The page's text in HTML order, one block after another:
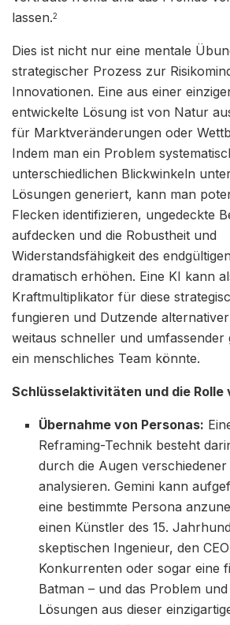
lassen.2
Dies ist nicht nur eine mentale
strategischer Prozess zur
Innovationen. Eine aus einer
entwickelte Lösung ist von Natur
für Marktveränderungen oder
Indem man ein Problem
unterschiedlichen Blickwinkeln
Lösungen generiert, kann man
Flecken identifizieren, ungedeckte
aufdecken und die Robustheit und
Widerstandsfähigkeit des
dramatisch erhöhen. Eine KI kann
Kraftmultiplikator für diese
fungieren und Dutzende
weitaus schneller und umfassender
ein menschliches Team könnte.
Schlüsselaktivitäten und die Rolle
Übernahme von Personas:
Reframing-Technik besteht
durch die Augen
analysieren. Gemini kann
eine bestimmte Persona
einen Künstler des 15.
skeptischen Ingenieur, den
Konkurrenten oder sogar eine
Batman – und das Problem
Lösungen aus dieser